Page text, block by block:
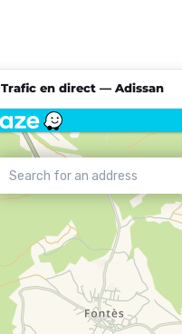
Trafic en direct — Adissan